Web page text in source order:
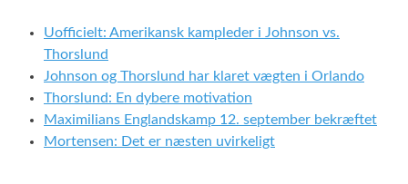
Uofficielt: Amerikansk kampleder i Johnson vs.
Thorslund
Johnson og Thorslund har klaret vægten i Orlando
Thorslund: En dybere motivation
Maximilians Englandskamp 12. september bekræftet
Mortensen: Det er næsten uvirkeligt